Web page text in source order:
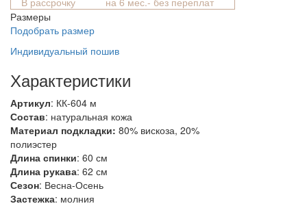
Размеры
Подобрать размер
Индивидуальный пошив
Характеристики
Артикул: КК-604 м
Состав: натуральная кожа
Материал подкладки: 80% вискоза, 20%
полиэстер
Длина спинки: 60 см
Длина рукава: 62 см
Сезон: Весна-Осень
Застежка: молния